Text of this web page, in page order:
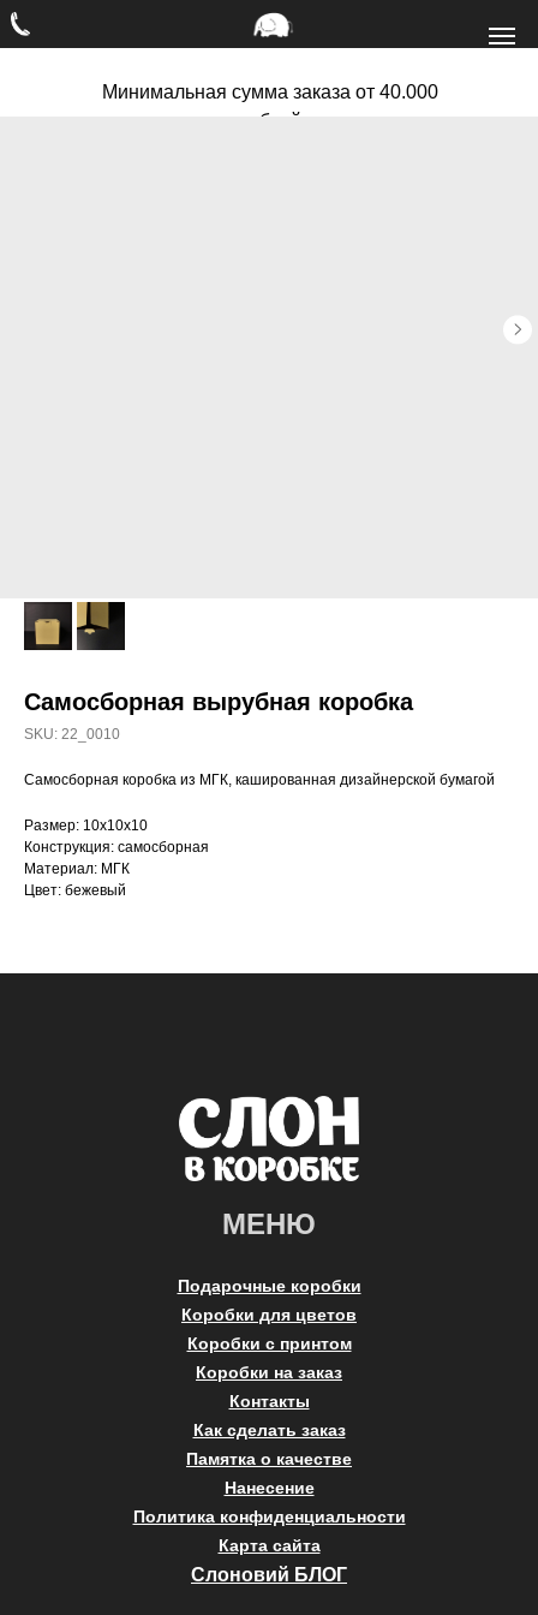
Минимальная сумма заказа от 40.000
рублей
Самосборная вырубная коробка
SKU: 22_0010
Самосборная коробка из МГК, кашированная дизайнерской бумагой
Размер: 10х10х10
Конструкция: самосборная
Материал: МГК
Цвет: бежевый
МЕНЮ
Подарочные коробки
Коробки для цветов
Коробки с принтом
Коробки на заказ
Контакты
Как сделать заказ
Памятка о качестве
Нанесение
Политика конфиденциальности
Карта сайта
Слоновий БЛОГ